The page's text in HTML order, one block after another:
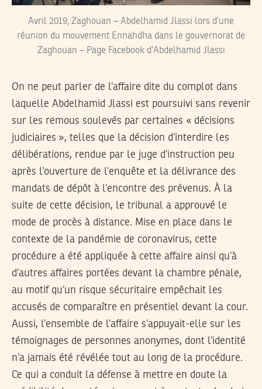
Avril 2019, Zaghouan – Abdelhamid Jlassi lors d’une
réunion du mouvement Ennahdha dans le gouvernorat de
Zaghouan – Page Facebook d’Abdelhamid Jlassi
On ne peut parler de l’affaire dite du complot dans
laquelle Abdelhamid Jlassi est poursuivi sans revenir
sur les remous soulevés par certaines « décisions
judiciaires », telles que la décision d’interdire les
délibérations, rendue par le juge d’instruction peu
après l’ouverture de l’enquête et la délivrance des
mandats de dépôt à l’encontre des prévenus. À la
suite de cette décision, le tribunal a approuvé le
mode de procès à distance. Mise en place dans le
contexte de la pandémie de coronavirus, cette
procédure a été appliquée à cette affaire ainsi qu’à
d’autres affaires portées devant la chambre pénale,
au motif qu’un risque sécuritaire empêchait les
accusés de comparaître en présentiel devant la cour.
Aussi, l’ensemble de l’affaire s’appuyait-elle sur les
témoignages de personnes anonymes, dont l’identité
n’a jamais été révélée tout au long de la procédure.
Ce qui a conduit la défense à mettre en doute la